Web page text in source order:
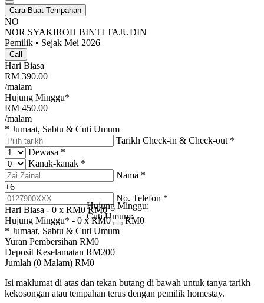
Cara Buat Tempahan
NO
NOR SYAKIROH BINTI TAJUDIN
Pemilik • Sejak Mei 2026
Call
Hari Biasa
RM 390.00
/malam
Hujung Minggu*
RM 450.00
/malam
* Jumaat, Sabtu & Cuti Umum
Tarikh Check-in & Check-out *
Dewasa *
Kanak-kanak *
Nama *
+6
No. Telefon *
Hari Biasa - 0 x RM0 RM0
Hujung Minggu* - 0 x RM0
Hujung Minggu:
Cuti Umum:RM0
* Jumaat, Sabtu & Cuti Umum
Yuran Pembersihan RM0
Deposit Keselamatan RM200
Jumlah (0 Malam) RM0
Isi maklumat di atas dan tekan butang di bawah untuk tanya tarikh
kekosongan atau tempahan terus dengan pemilik homestay.